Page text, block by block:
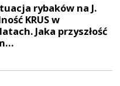
rybaków na J.
KRUS w
Jaka przyszłość